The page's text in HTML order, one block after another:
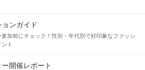
ョンガイド
参加前にチェック！性別・年代別で好印象なファッシ
ト
開催レポート